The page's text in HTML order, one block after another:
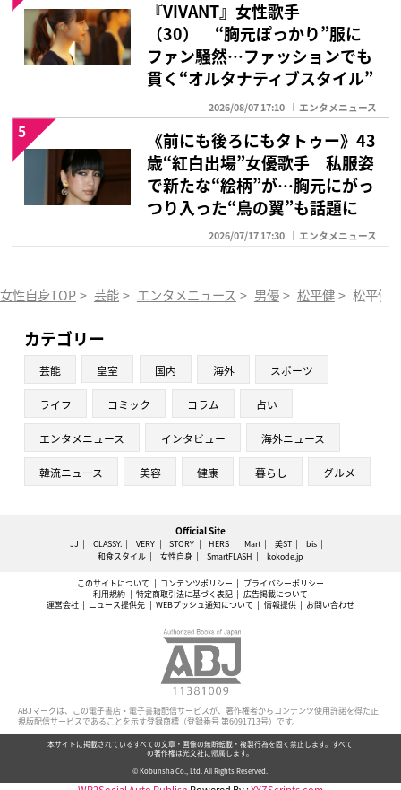
『VIVANT』女性歌手
（30） “胸元ぽっかり”服に
ファン騒然…ファッションでも
貫く“オルタナティブスタイル”
2026/08/07 17:10 エンタメニュース
《前にも後ろにもタトゥー》43
歳“紅白出場”女優歌手 私服姿
で新たな“絵柄”が…胸元にがっ
つり入った“鳥の翼”も話題に
2026/07/17 17:30 エンタメニュース
5
女性自身TOP > 芸能 > エンタメニュース > 男優 > 松平健 > 松平健
カテゴリー
芸能 皇室 国内 海外 スポーツ
ライフ コミック コラム 占い
エンタメニュース インタビュー 海外ニュース
韓流ニュース 美容 健康 暮らし グルメ
Official Site
JJ CLASSY. VERY STORY HERS Mart 美ST
bis
和食スタイル
女性自身 SmartFLASH kokode.jp
このサイトについて コンテンツポリシー
プライバシーポリシー
利用規約
特定商取引法に基づく表記
広告掲載について
運営会社
ニュース提供先 WEBプッシュ通知について 情報提供 お問い合わせ
ABJマークは、この電子書店・電子書籍配信サービスが、著作権者からコンテンツ使用許諾を得た正
規版配信サービスであることを示す登録商標（登録番号 第6091713号）です。
本サイトに掲載されているすべての文章・画像の無断転載・複製行為を固く禁止します。すべて
の著作権は光文社に帰属します。
© Kobunsha Co., Ltd. All Rights Reserved.